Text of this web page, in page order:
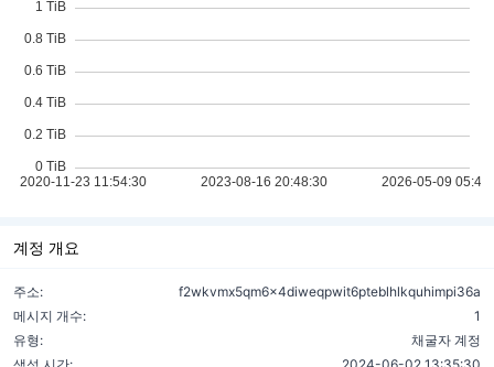
계정 개요
주소:
f2wkvmx5qm6x4diweqpwit6pteblhlkquhimpi36a
메시지 개수:
1
유형:
채굴자 계정